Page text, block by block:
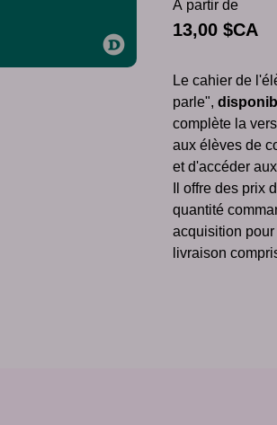
À partir de
13,00 $CA
Le cahier de
parle",
complète la
aux élèves de
et d'accéder
Il offre des prix
quantité
acquisition
livraison